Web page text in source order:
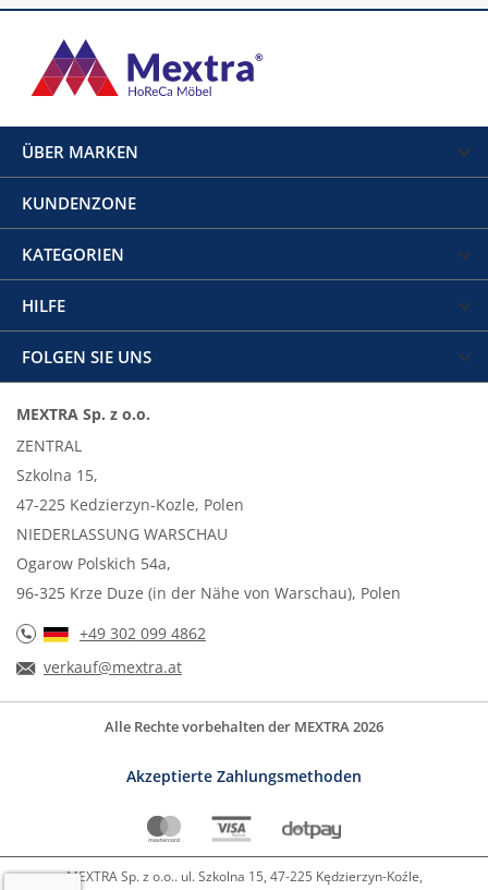
ÜBER MARKEN
KUNDENZONE
KATEGORIEN
HILFE
FOLGEN SIE UNS
MEXTRA Sp. z o.o.
ZENTRAL
Szkolna 15,
47-225 Kedzierzyn-Kozle, Polen
NIEDERLASSUNG WARSCHAU
Ogarow Polskich 54a,
96-325 Krze Duze (in der Nähe von Warschau), Polen
+49 302 099 4862
verkauf@mextra.at
Alle Rechte vorbehalten der MEXTRA 2026
Akzeptierte Zahlungsmethoden
MEXTRA Sp. z o.o.. ul. Szkolna 15, 47-225 Kędzierzyn-Koźle,